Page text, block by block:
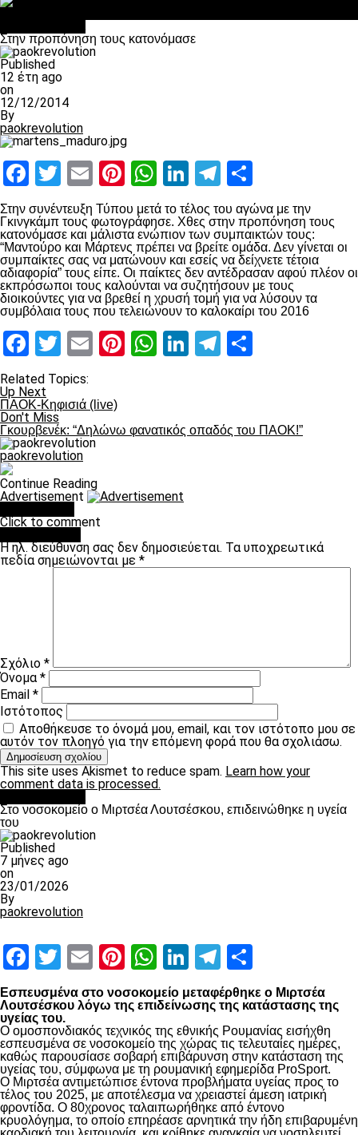
Στην προπόνηση τους κατονόμασε
Published
12 έτη ago
on
12/12/2014
By
paokrevolution
Facebook
Twitter
EmailPinterest
WhatsApp
LinkedIn
Telegram
Στην συνέντευξη Τύπου μετά το τέλος του αγώνα με την
Γκινγκάμπ τους φωτογράφησε. Χθες στην προπόνηση τους
κατονόμασε και μάλιστα ενώπιον των συμπαικτών τους:
“Μαντούρο και Μάρτενς πρέπει να βρείτε ομάδα. Δεν γίνεται οι
συμπαίκτες σας να ματώνουν και εσείς να δείχνετε τέτοια
αδιαφορία” τους είπε. Οι παίκτες δεν αντέδρασαν αφού πλέον οι
εκπρόσωποι τους καλούνται να συζητήσουν με τους
διοικούντες για να βρεθεί η χρυσή τομή για να λύσουν τα
συμβόλαια τους που τελειώνουν το καλοκαίρι του 2016
Facebook
Twitter
EmailPinterest
WhatsApp
LinkedIn
Telegram
Related Topics:
Up Next
ΠΑΟΚ-Κηφισιά (live)
Don't Miss
Γκουρβενέκ: “Δηλώνω φανατικός οπαδός του ΠΑΟΚ!”
paokrevolution
Continue Reading
Advertisement
Click to comment
Η ηλ. διεύθυνση σας δεν δημοσιεύεται. Τα υποχρεωτικά
πεδία σημειώνονται με *
Σχόλιο *
Όνομα*
Email *
Ιστότοπος
Αποθήκευσε το όνομά μου, email, και τον ιστότοπο μου σε
αυτόν τον πλοηγό για την επόμενη φορά που θα σχολιάσω.
This site uses Akismet to reduce spam. Learn how your
comment data is processed.
Στο νοσοκομείο ο Μιρτσέα Λουτσέσκου, επιδεινώθηκε η υγεία
του
Published
7 μήνες ago
on
23/01/2026
By
paokrevolution
Facebook
Twitter
EmailPinterest
WhatsApp
LinkedIn
Telegram
Εσπευσμένα στο νοσοκομείο μεταφέρθηκε ο Μιρτσέα
Λουτσέσκου λόγω της επιδείνωσης της κατάστασης της
υγείας του.
Ο ομοσπονδιακός τεχνικός της εθνικής Ρουμανίας εισήχθη
εσπευσμένα σε νοσοκομείο της χώρας τις τελευταίες ημέρες,
καθώς παρουσίασε σοβαρή επιβάρυνση στην κατάσταση της
υγείας του, σύμφωνα με τη ρουμανική εφημερίδα ProSport.
Ο Μιρτσέα αντιμετώπισε έντονα προβλήματα υγείας προς το
τέλος του 2025, με αποτέλεσμα να χρειαστεί άμεση ιατρική
φροντίδα. Ο 80χρονος ταλαιπωρήθηκε από έντονο
κρυολόγημα, το οποίο επηρέασε αρνητικά την ήδη επιβαρυμένη